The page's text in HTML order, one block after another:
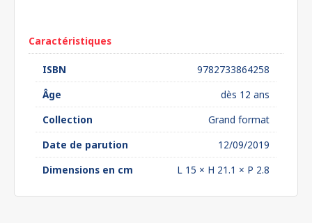
Caractéristiques
ISBN
9782733864258
Âge
dès 12 ans
Collection
Grand format
Date de parution
12/09/2019
Dimensions en cm
L 15 × H 21.1 × P 2.8